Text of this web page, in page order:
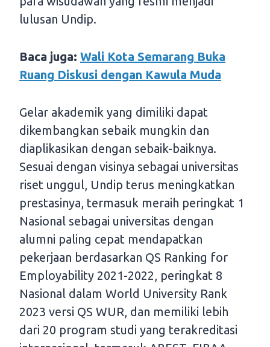
lulusan Undip.
Baca juga: Wali Kota Semarang Buka
Ruang Diskusi dengan Kawula Muda
Gelar akademik yang dimiliki dapat
dikembangkan sebaik mungkin dan
diaplikasikan dengan sebaik-baiknya.
Sesuai dengan visinya sebagai universitas
riset unggul, Undip terus meningkatkan
prestasinya, termasuk meraih peringkat 1
Nasional sebagai universitas dengan
alumni paling cepat mendapatkan
pekerjaan berdasarkan QS Ranking for
Employability 2021-2022, peringkat 8
Nasional dalam World University Rank
2023 versi QS WUR, dan memiliki lebih
dari 20 program studi yang terakreditasi